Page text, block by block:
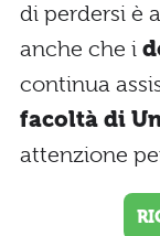
di perdersi è
anche che i
continua
facoltà di
attenzione